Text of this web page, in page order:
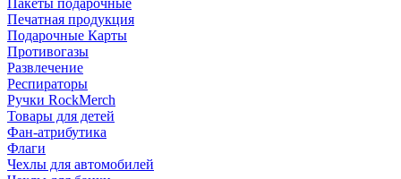
Пакеты подарочные
Печатная продукция
Подарочные Карты
Противогазы
Развлечение
Респираторы
Ручки RockMerch
Товары для детей
Фан-атрибутика
Флаги
Чехлы для автомобилей